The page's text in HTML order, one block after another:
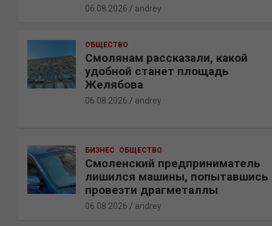
06.08.2026 andrey
ОБЩЕСТВО
Смолянам рассказали, какой
удобной станет площадь
Желябова
06.08.2026 andrey
БИЗНЕС ОБЩЕСТВО
Смоленский предприниматель
лишился машины, попытавшись
провезти драгметаллы
06.08.2026 andrey